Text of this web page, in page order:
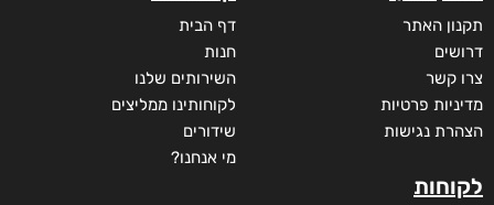
תקנון האתר
דרושים
צרו קשר
מדיניות פרטיות
הצהרת נגישות
לקוחות
דף הבית
חנות
השירותים שלנו
לקוחותינו ממליצים
שידורים
מי אנחנו?